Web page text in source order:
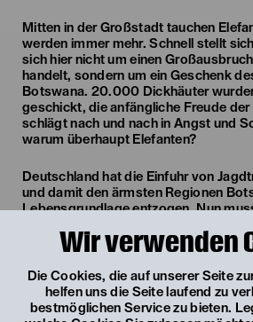
Wir verwenden
Die Cookies, die auf unserer Seite
helfen uns die Seite laufend zu
bestmöglichen Service zu bieten.
Mitten in der Großstadt tauchen
werden immer mehr. Schnell stellt
sich hier nicht um einen
handelt, sondern um ein Geschenk
Botswana. 20.000 Dickhäuter
geschickt, die anfängliche Freude der
schlägt nach und nach in Angst und
warum überhaupt Elefanten?
Deutschland hat die Einfuhr von
und damit den ärmsten Regionen
Lebensgrundlage entzogen. Nun
vorschreiben wollte, wie die
Gaea Schoeters bewegt sich
und Essay, stilistisch vielseitig und
Beobachtungen postkolonialer